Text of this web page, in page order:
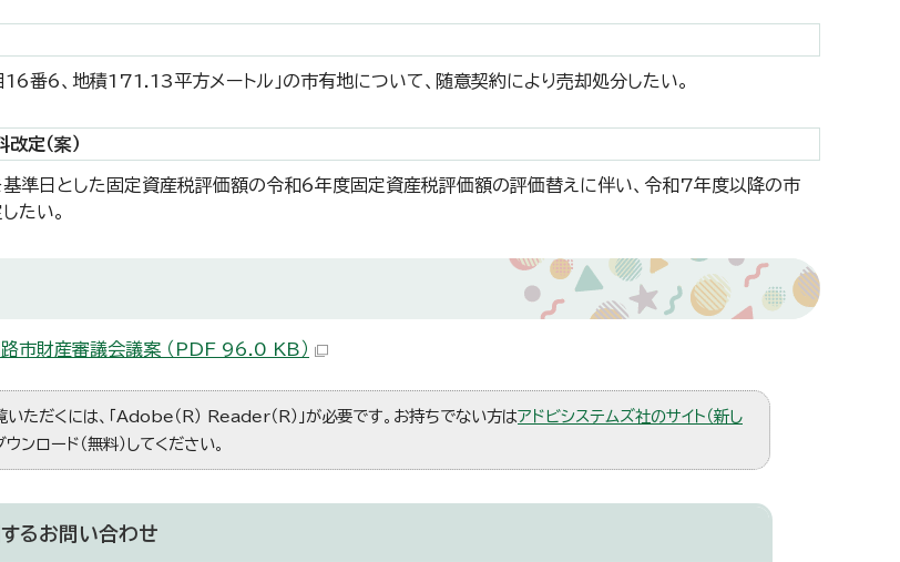
16番6、地積171.13平方メートル」の市有地について、随意契約により売却処分したい。
定（案）
準日とした固定資産税評価額の令和6年度固定資産税評価額の評価替えに伴い、令和7年度以降の市
たい。
市財産審議会議案 （PDF 96.0 KB）
ただくには、「Adobe（R） Reader（R）」が必要です。お持ちでない方はアドビシステムズ社のサイト（新し
ンロード（無料）してください。
るお問い合わせ